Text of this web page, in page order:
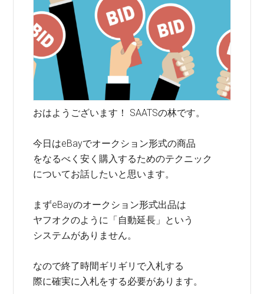
おはようございます！ SAATSの林です。
今日はeBayでオークション形式の商品
をなるべく安く購入するためのテクニック
についてお話したいと思います。
まずeBayのオークション形式出品は
ヤフオクのように「自動延長」という
システムがありません。
なので終了時間ギリギリで入札する
際に確実に入札をする必要があります。